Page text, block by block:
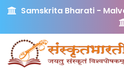
Samskrita Bharati -